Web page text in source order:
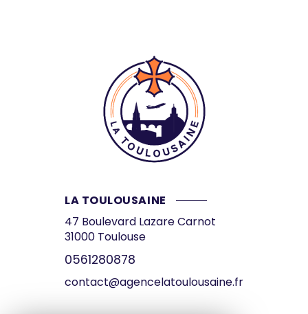
LA TOULOUSAINE
47 Boulevard Lazare Carnot
31000 Toulouse
0561280878
contact@agencelatoulousaine.fr